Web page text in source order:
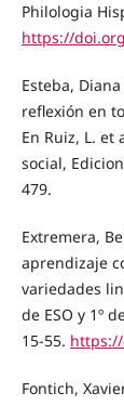
Philologia
https://
Esteba,
reflexión en
En Ruiz, L. et
social,
479.
Extremera,
aprendizaje
variedades
de ESO y 1º
15-55.
Fontich,